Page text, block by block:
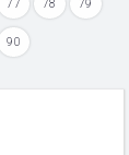
77 78 79
90